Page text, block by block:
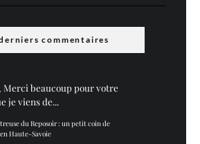
commentaires
Merci beaucoup pour votre
je viens de...
du Reposoir : un petit coin de
Haute-Savoie